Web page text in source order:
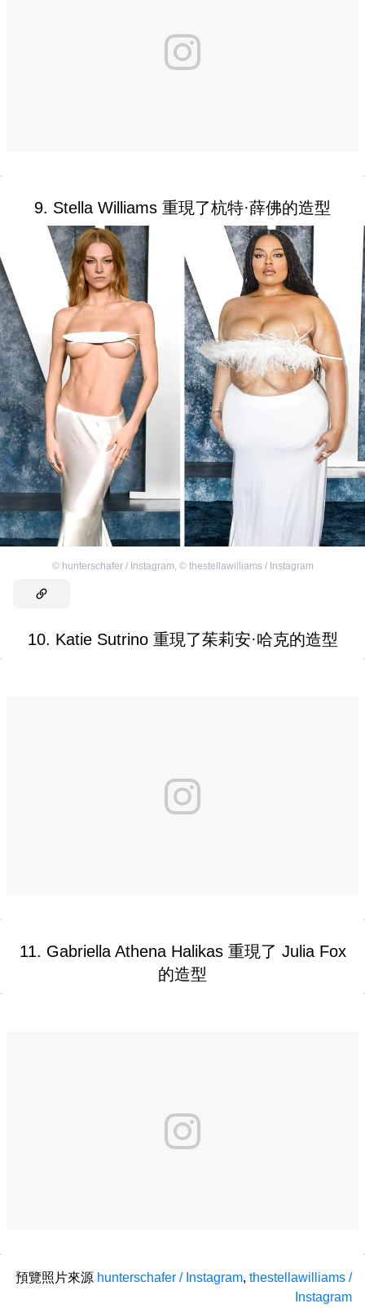
9. Stella Williams 重現了杭特·薛佛的造型
© hunterschafer / Instagram, © thestellawilliams / Instagram
10. Katie Sutrino 重現了茱莉安·哈克的造型
11. Gabriella Athena Halikas 重現了 Julia Fox
的造型
預覽照片來源 hunterschafer / Instagram, thestellawilliams /
Instagram